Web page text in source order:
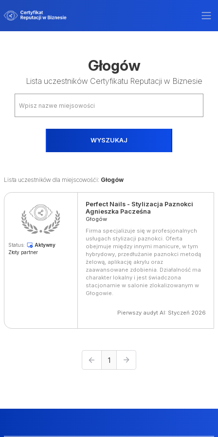
Głogów
Lista uczestników Certyfikatu Reputacji w Biznesie
WYSZUKAJ
Lista uczestników dla miejscowośći: Głogów
Status:
Aktywny
Złoty partner
Perfect Nails - Stylizacja Paznokci
Agnieszka Pacześna
Głogów
Firma specjalizuje się w profesjonalnych
usługach stylizacji paznokci. Oferta
obejmuje między innymi manicure, w tym
hybrydowy, przedłużanie paznokci metodą
żelową, aplikację akrylu oraz
zaawansowane zdobienia. Działalność ma
charakter lokalny i jest świadczona
stacjonarnie w salonie zlokalizowanym w
Głogowie.
Pierwszy audyt AI: Styczeń 2026
1